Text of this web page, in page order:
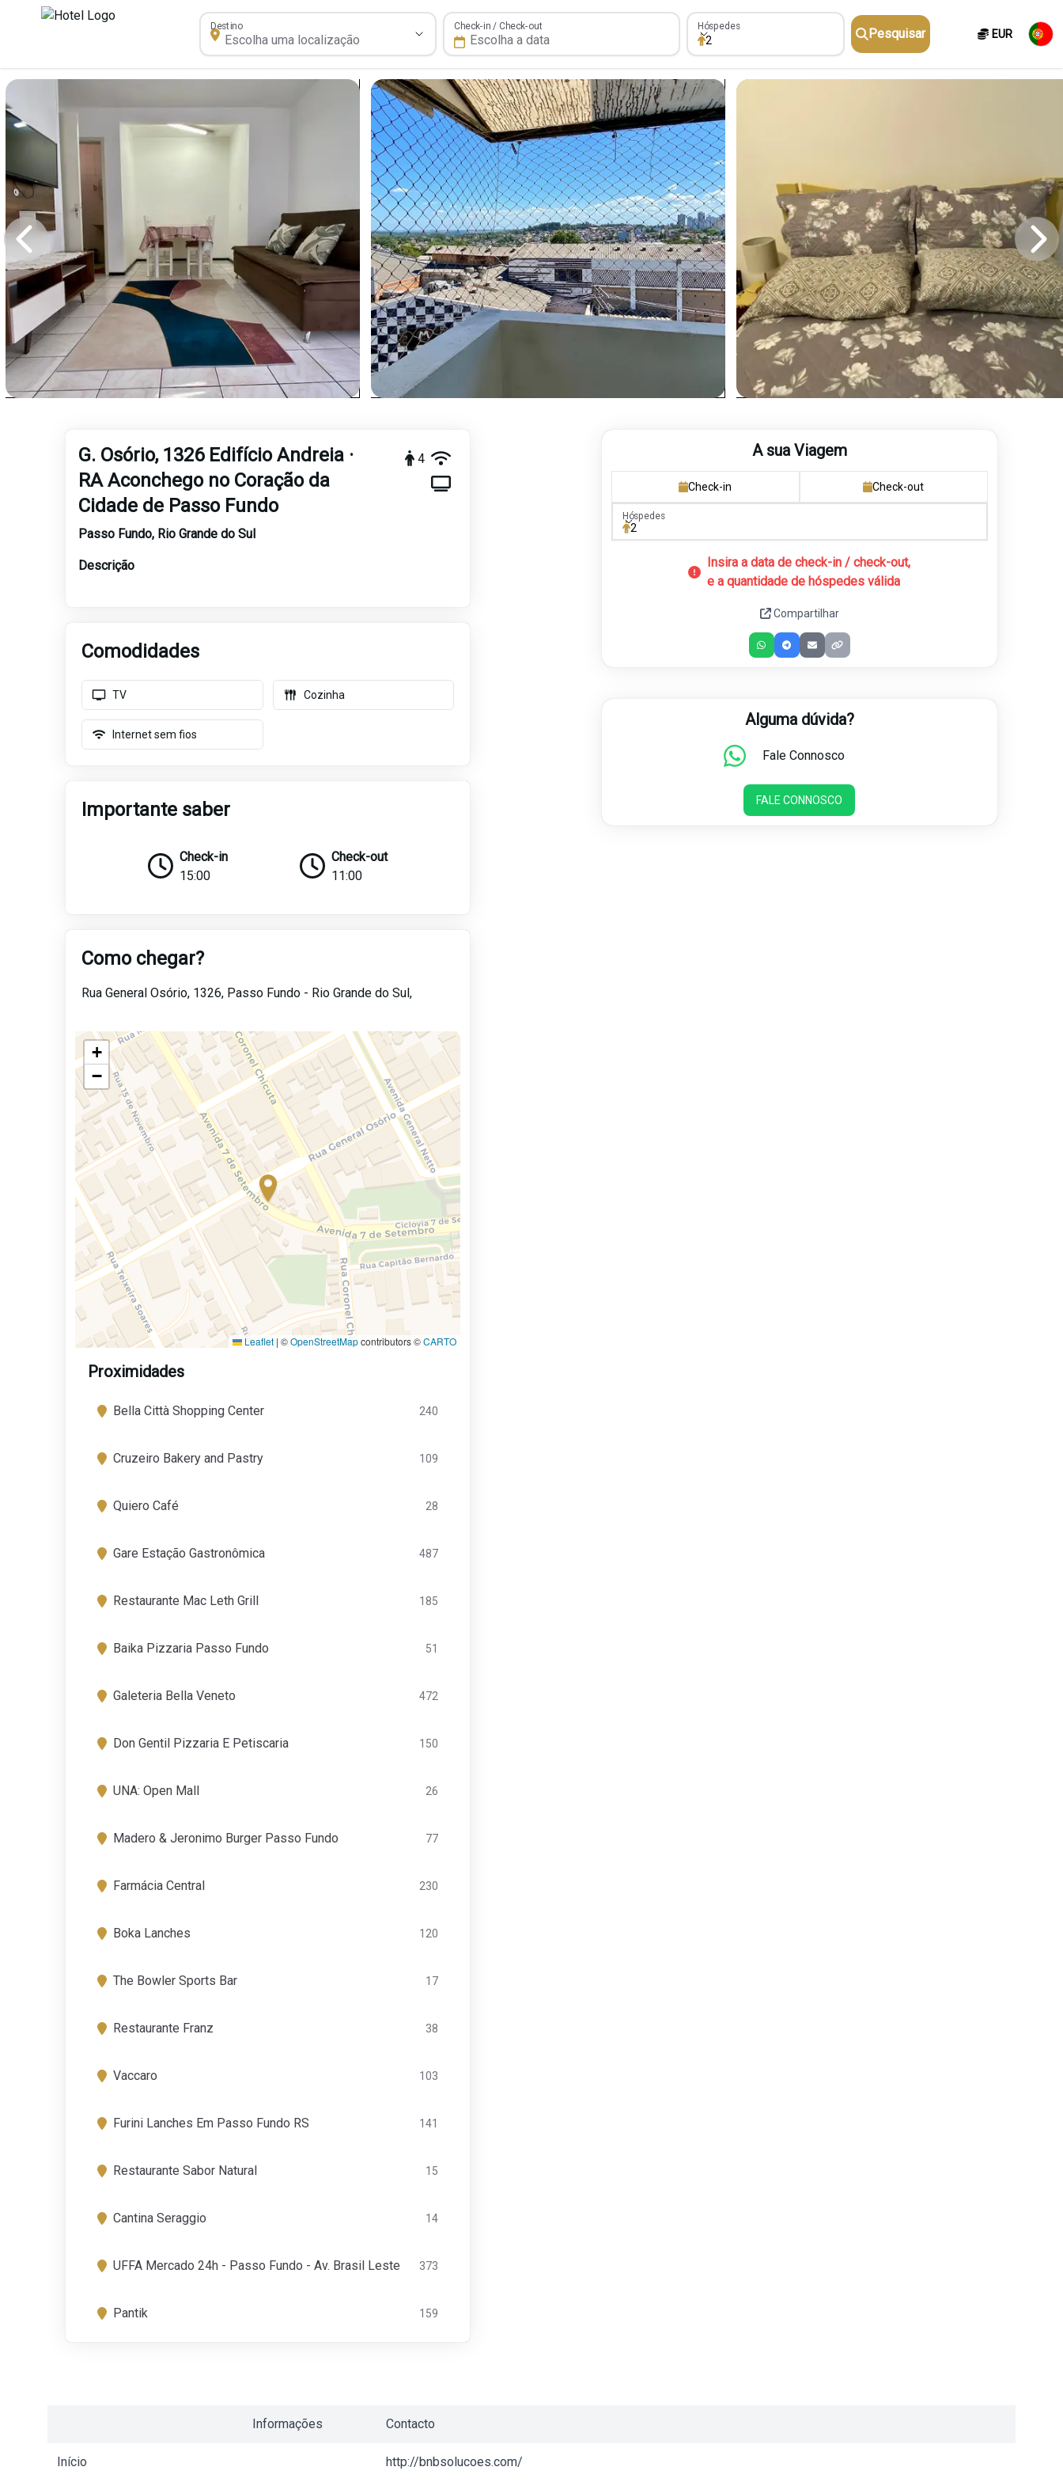
Destino Check-in / Check-out Hóspedes
Hóspedes
2 Pesquisar EUR
G. Osório, 1326 Edifício Andreia ·
RA Aconchego no Coração da
Cidade de Passo Fundo
4
Passo Fundo, Rio Grande do Sul
Descrição
Comodidades
TV Cozinha
Internet sem fios
Importante saber
Check-in
15:00
Check-out
11:00
Como chegar?
Rua General Osório, 1326, Passo Fundo - Rio Grande do Sul,
+
−
Leaflet | ©OpenStreetMapcontributors ©CARTO
Proximidades
Bella Città Shopping Center 240
Cruzeiro Bakery and Pastry 109
Quiero Café 28
Gare Estação Gastronômica 487
Restaurante Mac Leth Grill 185
Baika Pizzaria Passo Fundo 51
Galeteria Bella Veneto 472
Don Gentil Pizzaria E Petiscaria 150
UNA: Open Mall 26
Madero & Jeronimo Burger Passo Fundo 77
Farmácia Central 230
Boka Lanches 120
The Bowler Sports Bar 17
Restaurante Franz 38
Vaccaro 103
Furini Lanches Em Passo Fundo RS 141
Restaurante Sabor Natural 15
Cantina Seraggio 14
UFFA Mercado 24h - Passo Fundo - Av. Brasil Leste 373
Pantik 159
A sua Viagem
Check-in Check-out
Hóspedes
Hóspedes
2
Insira a data de check-in / check-out,
e a quantidade de hóspedes válida
Compartilhar
Alguma dúvida?
Fale Connosco
FALE CONNOSCO
Informações Contacto
Início http://bnbsolucoes.com/